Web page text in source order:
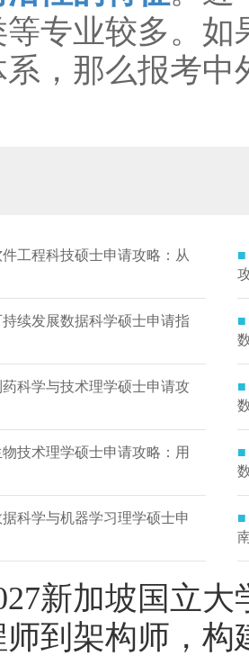
专业较多。
系，那么报考
工程科技硕士申请攻略：从
续发展数据科学硕士申请指
科学与技术理学硕士申请攻
技术理学硕士申请攻略：用
科学与机器学习理学硕士申
■
■
■
■
■
新加坡国立
到架构师，构